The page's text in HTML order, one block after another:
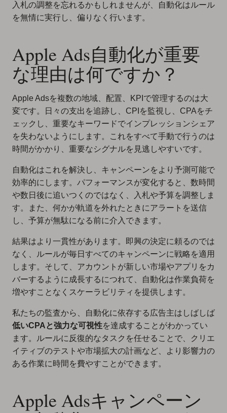
入札の調整を忘れるかもしれませんが、自動化はルール
を無情に実行し、偏りなく行います。
Apple Ads自動化が重要
な理由は何ですか？
Apple Adsを複数の地域、配置、KPIで管理するのは大
変です。日々の支出を追跡し、CPIを監視し、CPAをチ
ェックし、重要なキーワードでインプレッションシェア
を失わないようにします。これをすべて手動で行うのは
時間がかかり、重要なシグナルを見逃しやすいです。
自動化はこれを解決し、キャンペーンをより予測可能で
効率的にします。パフォーマンスが変化すると、数時間
や数日後に追いつくのではなく、入札や予算を調整しま
す。また、何かが軌道を外れたときにアラートを送信
し、予算が無駄になる前に介入できます。
結果はより一貫性があります。即興の決定に頼るのでは
なく、ルールが毎日すべてのキャンペーンに戦略を適用
します。そして、アカウントが新しい市場やアプリをカ
バーするように成長するにつれて、自動化は作業負荷を
増やすことなくスケーラビリティを提供します。
私たちの監査から、自動化に依存する広告主はしばしば
低いCPAと強力な可視性を達成することがわかってい
ます。ルールに反復的なタスクを任せることで、クリエ
イティブのテストや市場拡大の計画など、より影響力の
ある作業に時間を費やすことができます。
Apple Adsキャンペーン